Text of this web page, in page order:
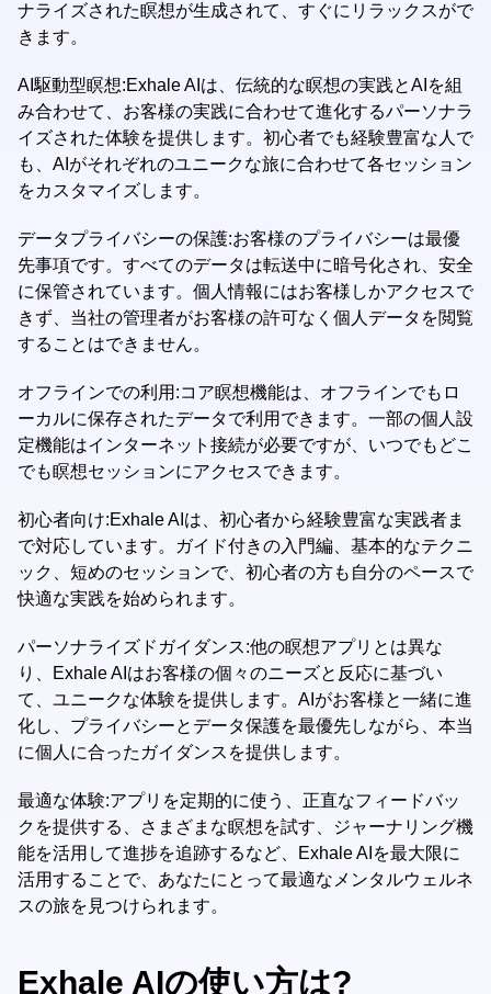
ナライズされた瞑想が生成されて、すぐにリラックスがで
きます。
AI駆動型瞑想:Exhale AIは、伝統的な瞑想の実践とAIを組
み合わせて、お客様の実践に合わせて進化するパーソナラ
イズされた体験を提供します。初心者でも経験豊富な人で
も、AIがそれぞれのユニークな旅に合わせて各セッション
をカスタマイズします。
データプライバシーの保護:お客様のプライバシーは最優
先事項です。すべてのデータは転送中に暗号化され、安全
に保管されています。個人情報にはお客様しかアクセスで
きず、当社の管理者がお客様の許可なく個人データを閲覧
することはできません。
オフラインでの利用:コア瞑想機能は、オフラインでもロ
ーカルに保存されたデータで利用できます。一部の個人設
定機能はインターネット接続が必要ですが、いつでもどこ
でも瞑想セッションにアクセスできます。
初心者向け:Exhale AIは、初心者から経験豊富な実践者ま
で対応しています。ガイド付きの入門編、基本的なテクニ
ック、短めのセッションで、初心者の方も自分のペースで
快適な実践を始められます。
パーソナライズドガイダンス:他の瞑想アプリとは異な
り、Exhale AIはお客様の個々のニーズと反応に基づい
て、ユニークな体験を提供します。AIがお客様と一緒に進
化し、プライバシーとデータ保護を最優先しながら、本当
に個人に合ったガイダンスを提供します。
最適な体験:アプリを定期的に使う、正直なフィードバッ
クを提供する、さまざまな瞑想を試す、ジャーナリング機
能を活用して進捗を追跡するなど、Exhale AIを最大限に
活用することで、あなたにとって最適なメンタルウェルネ
スの旅を見つけられます。
Exhale AIの使い方は?